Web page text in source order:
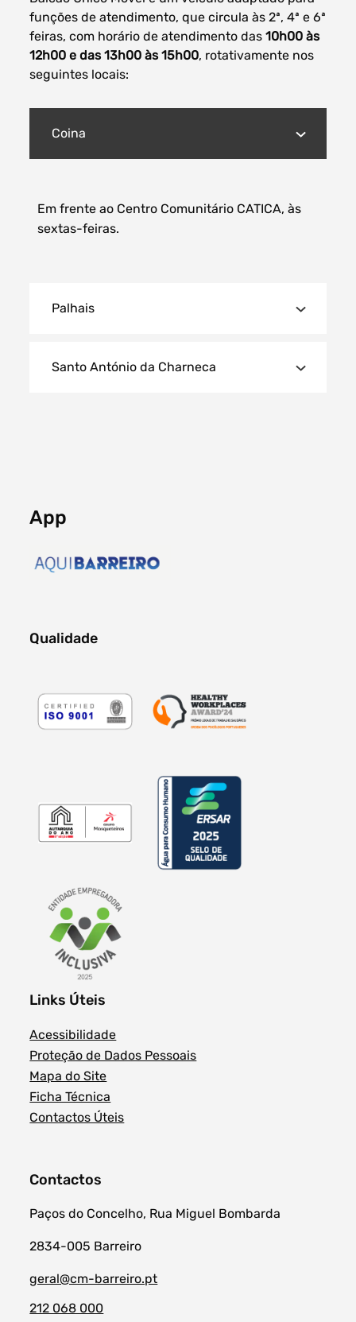
funções de atendimento, que circula às 2ª, 4ª e 6ª
feiras, com horário de atendimento das10h00 às
12h00 e das 13h00 às 15h00, rotativamente nos
seguintes locais:
Coina
Em frente ao Centro Comunitário CATICA, às
sextas-feiras.
Palhais
Santo António da Charneca
App
Qualidade
Links Úteis
Acessibilidade
Proteção de Dados Pessoais
Mapa do Site
Ficha Técnica
Contactos Úteis
Contactos
Paços do Concelho, Rua Miguel Bombarda
2834-005 Barreiro
geral@cm-barreiro.pt
212 068 000